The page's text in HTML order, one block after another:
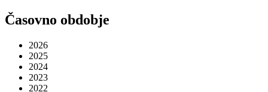
Časovno obdobje
2026
2025
2024
2023
2022